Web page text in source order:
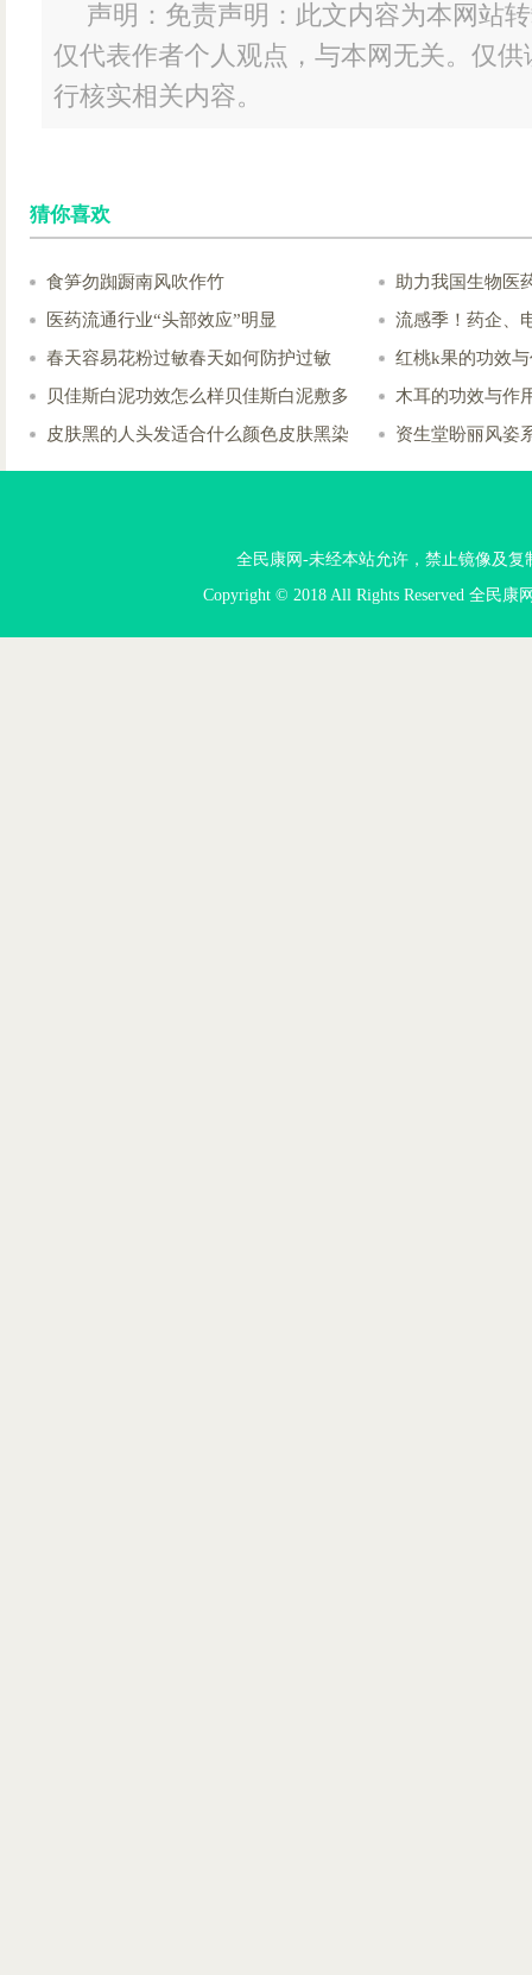
声明：免责声明：此文内容为本网站
仅代表作者个人观点，与本网无关。仅
行核实相关内容。
猜你喜欢
食笋勿踟蹰南风吹作竹
助力我国生物医
医药流通行业“头部效应”明显
流感季！药企、
春天容易花粉过敏春天如何防护过敏
红桃k果的功效
贝佳斯白泥功效怎么样贝佳斯白泥敷多
木耳的功效与作
皮肤黑的人头发适合什么颜色皮肤黑染
资生堂盼丽风姿
全民康网-未经本站允许，禁止镜像及复
Copyright © 2018 All Rights Reserved 全民康